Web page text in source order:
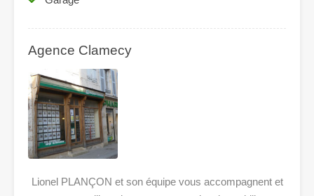
Agence Clamecy
Lionel PLANÇON et son équipe vous accompagnent et